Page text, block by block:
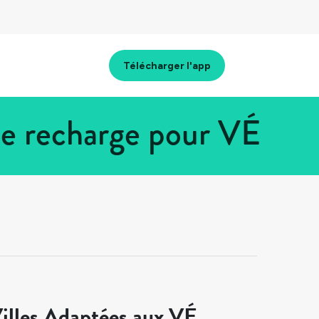
Télécharger l'app
recharge pour VÉ